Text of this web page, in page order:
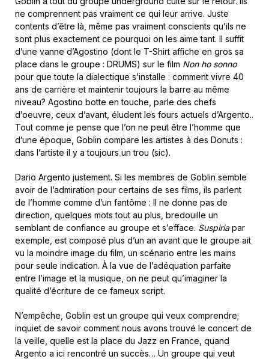
ne comprennent pas vraiment ce qui leur arrive. Juste
contents d’être là, même pas vraiment conscients qu’ils ne
sont plus exactement ce pourquoi on les aime tant. Il suffit
d’une vanne d’Agostino (dont le T-Shirt affiche en gros sa
place dans le groupe : DRUMS) sur le film Non ho sonno
pour que toute la dialectique s’installe : comment vivre 40
ans de carrière et maintenir toujours la barre au même
niveau? Agostino botte en touche, parle des chefs
d’oeuvre, ceux d’avant, éludent les fours actuels d’Argento..
Tout comme je pense que l’on ne peut être l’homme que
d’une époque, Goblin compare les artistes à des Donuts :
dans l’artiste il y a toujours un trou (sic).
Dario Argento justement. Si les membres de Goblin semble
avoir de l’admiration pour certains de ses films, ils parlent
de l’homme comme d’un fantôme : Il ne donne pas de
direction, quelques mots tout au plus, bredouille un
semblant de confiance au groupe et s’efface. Suspiriapar
exemple, est composé plus d’un an avant que le groupe ait
vu la moindre image du film, un scénario entre les mains
pour seule indication. À la vue de l’adéquation parfaite
entre l’image et la musique, on ne peut qu’imaginer la
qualité d’écriture de ce fameux script.
N’empêche, Goblin est un groupe qui veux comprendre;
inquiet de savoir comment nous avons trouvé le concert de
la veille, quelle est la place du Jazz en France, quand
Argento a ici rencontré un succès… Un groupe qui veut